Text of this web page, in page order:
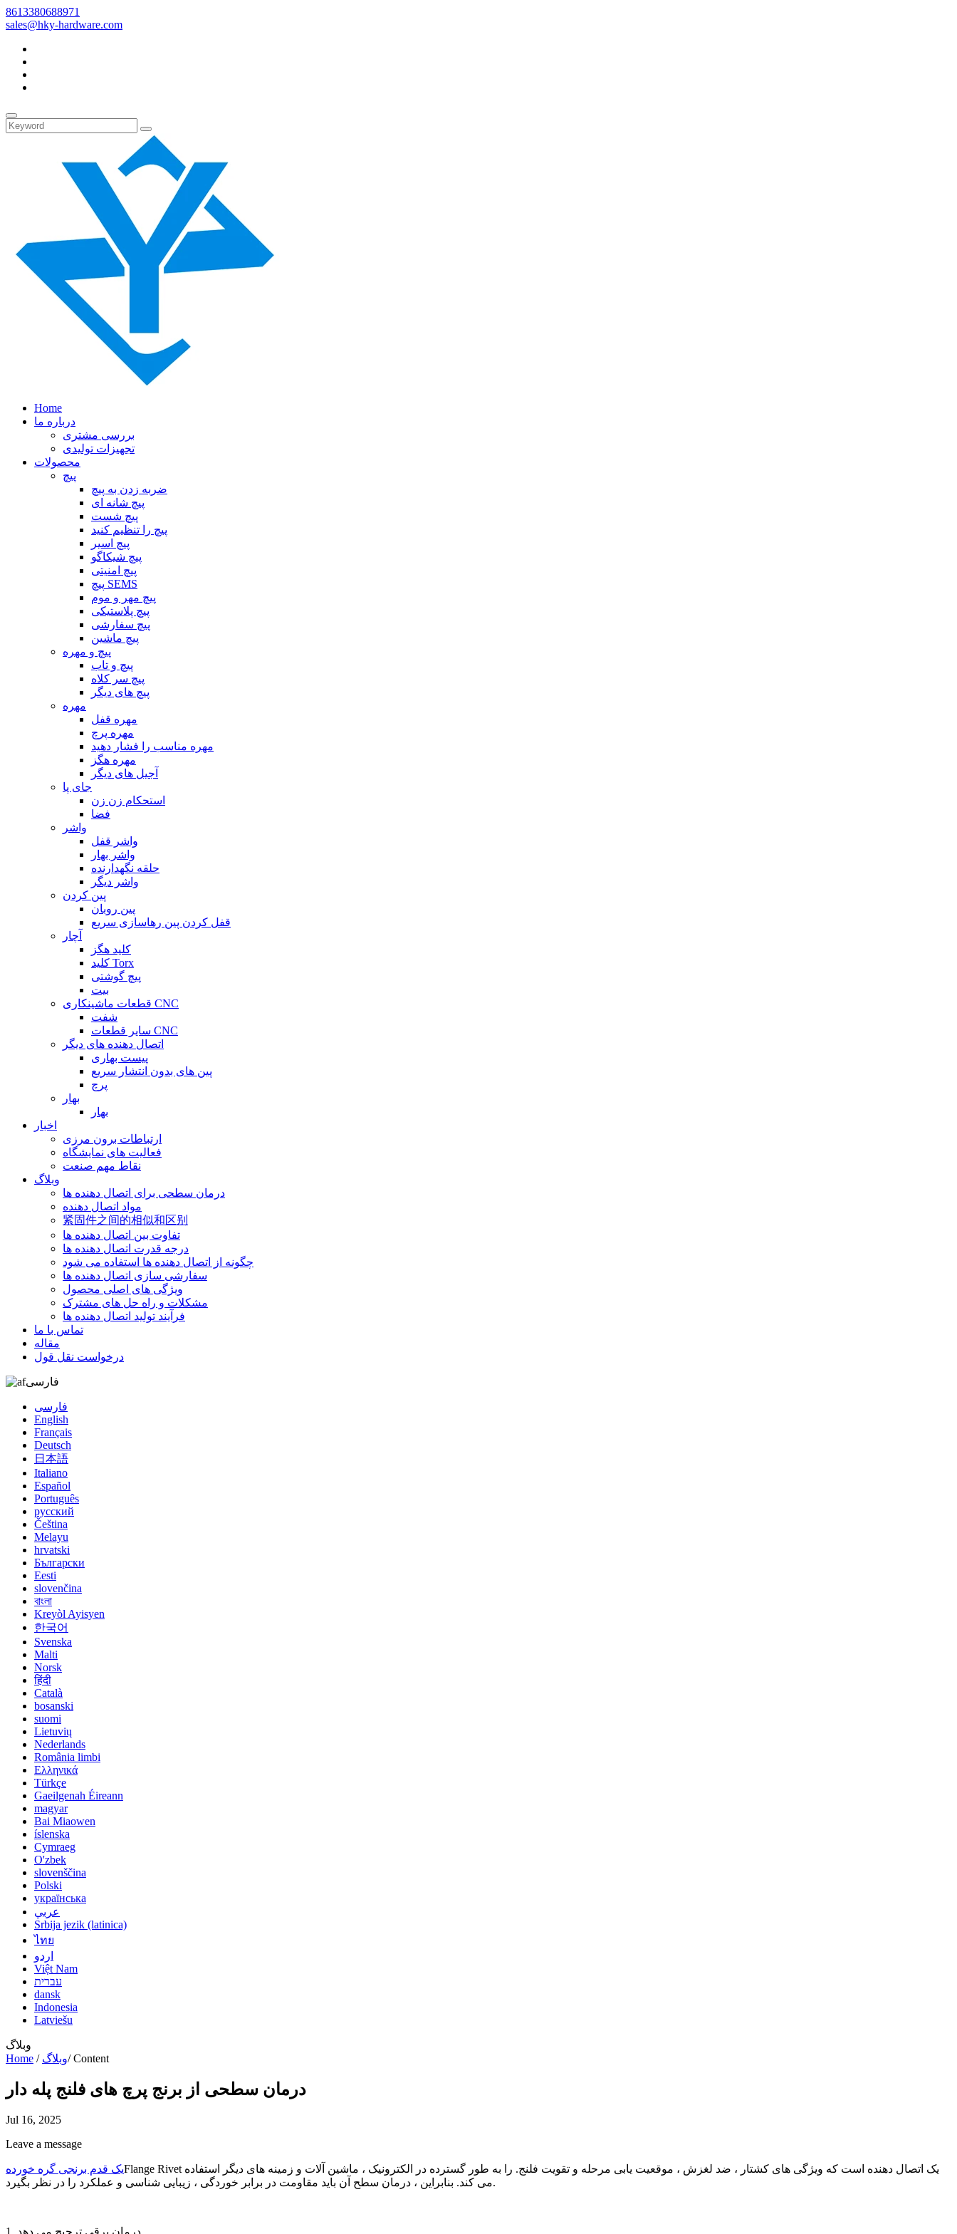
8613380688971
sales@hky-hardware.com
Home
درباره ما
بررسی مشتری
تجهیزات تولیدی
محصولات
پیچ
ضربه زدن به پیچ
پیچ شانه ای
پیچ شست
پیچ را تنظیم کنید
پیچ اسیر
پیچ شیکاگو
پیچ امنیتی
پیچ SEMS
پیچ مهر و موم
پیچ پلاستیکی
پیچ سفارشی
پیچ ماشین
پیچ و مهره
پیچ و تاب
پیچ سر کلاه
پیچ های دیگر
مهره
مهره قفل
مهره پرچ
مهره مناسب را فشار دهید
مهره هگز
آجیل های دیگر
جای پا
استحکام زن زن
فضا
واشر
واشر قفل
واشر بهار
حلقه نگهدارنده
واشر دیگر
پین کردن
پین روبان
قفل کردن پین رهاسازی سریع
آچار
کلید هگز
کلید Torx
پیچ گوشتی
بیت
قطعات ماشینکاری CNC
شفت
سایر قطعات CNC
اتصال دهنده های دیگر
پیست بهاری
پین های بدون انتشار سریع
پرچ
بهار
بهار
اخبار
ارتباطات برون مرزی
فعالیت های نمایشگاه
نقاط مهم صنعت
وبلاگ
درمان سطحی برای اتصال دهنده ها
مواد اتصال دهنده
紧固件之间的相似和区别
تفاوت بین اتصال دهنده ها
درجه قدرت اتصال دهنده ها
چگونه از اتصال دهنده ها استفاده می شود
سفارشی سازی اتصال دهنده ها
ویژگی های اصلی محصول
مشکلات و راه حل های مشترک
فرآیند تولید اتصال دهنده ها
تماس با ما
مقاله
درخواست نقل قول
فارسی
فارسی
English
Français
Deutsch
日本語
Italiano
Español
Português
русский
Čeština
Melayu
hrvatski
Български
Eesti
slovenčina
বাংলা
Kreyòl Ayisyen
한국어
Svenska
Malti
Norsk
हिंदी
Català
bosanski
suomi
Lietuvių
Nederlands
România limbi
Ελληνικά
Türkçe
Gaeilgenah Éireann
magyar
Bai Miaowen
íslenska
Cymraeg
O'zbek
slovenščina
Polski
українська
عربي
Srbija jezik (latinica)
ไทย
اردو
Việt Nam
עברית
dansk
Indonesia
Latviešu
وبلاگ
Home / وبلاگ/Content
درمان سطحی از برنج پرچ های فلنج پله دار
Jul 16, 2025
Leave a message
یک قدم برنجی گره خوردهFlange Rivet یک اتصال دهنده است که ویژگی های کشتار ، ضد لغزش ، موقعیت یابی مرحله و تقویت فلنج. را به طور گسترده در الکترونیک ، ماشین آلات و زمینه های دیگر استفاده
می کند. بنابراین ، درمان سطح آن باید مقاومت در برابر خوردگی ، زیبایی شناسی و عملکرد را در نظر بگیرد.
1. درمان برقی ترجیح می دهد